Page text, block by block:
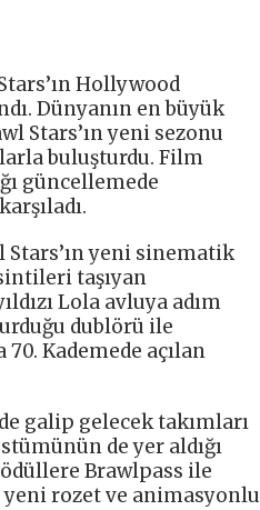
Hollywood
Dünyanın en büyük
Stars’ın yeni sezonu
buluşturdu. Film
güncellemede
Stars’ın yeni sinematik
taşıyan
Lola avluya adım
dublörü ile
Kademede açılan
galip gelecek takımları
de yer aldığı
Brawlpass ile
yeni rozet ve animasyonlu